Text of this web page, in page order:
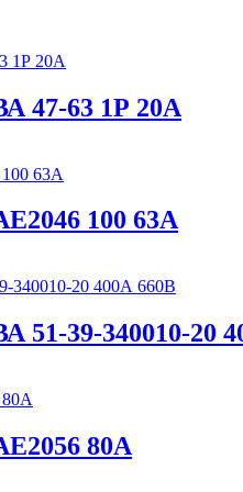
47-63 1Р 20А
100 63А
51-39-340010-20
80А